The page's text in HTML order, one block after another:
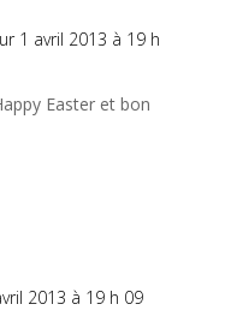
1 avril 2013 à 19 h
Easter et bon
2013 à 19 h 09